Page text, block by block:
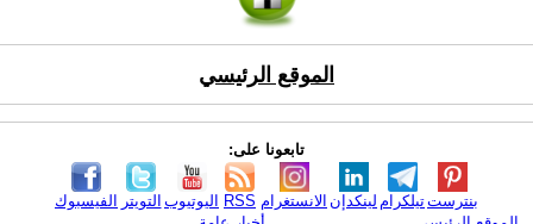
الموقع الرئيسي
تابعونا على:
الفيسبوك التويتر اليوتيوب RSS الانستغرام لينكدإن تيلكرامبنترست